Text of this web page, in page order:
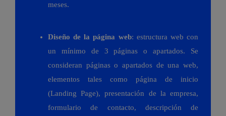
meses.
Diseño de la página web: estructura web con
un mínimo de 3 páginas o apartados. Se
consideran páginas o apartados de una web,
elementos tales como página de inicio
(Landing Page), presentación de la empresa,
formulario de contacto, descripción de